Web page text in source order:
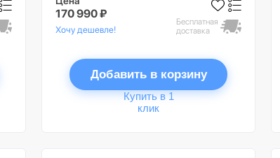
170 990 ₽
Хочу дешевле!
Бесплатная
доставка
Добавить в корзину
Купить в 1
клик